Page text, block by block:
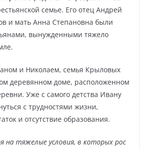
семье. Его отец Андрей
и мать Анна Степановна были
вынужденными тяжело
и Николаем, семья Крыловых
деревянном доме, расположенном
Уже с самого детства Ивану
с трудностями жизни,
и отсутствие образования.
на тяжелые условия, в которых рос